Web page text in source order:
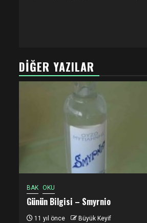
DIĞER YAZILAR
BAK OKU
Günün Bilgisi – Smyrnio
11 yıl önce Büyük Keyif